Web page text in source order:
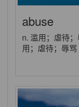
abuse
n. 滥用；虐待
用；虐待；辱